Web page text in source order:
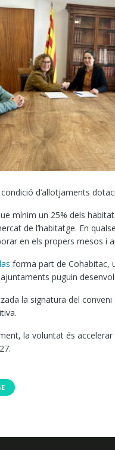
d’allotjaments
mínim un 25% dels
de l’habitatge. En
en els propers mesos i
forma part de Cohabitac,
puguin
la signatura del
la voluntat és